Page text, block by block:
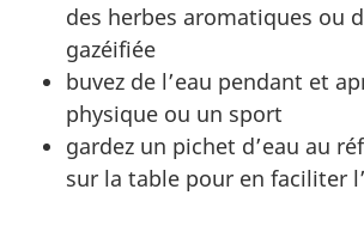
des herbes aromatiques ou
gazéifiée
buvez de l’eau pendant et
physique ou un sport
gardez un pichet d’eau au
sur la table pour en faciliter